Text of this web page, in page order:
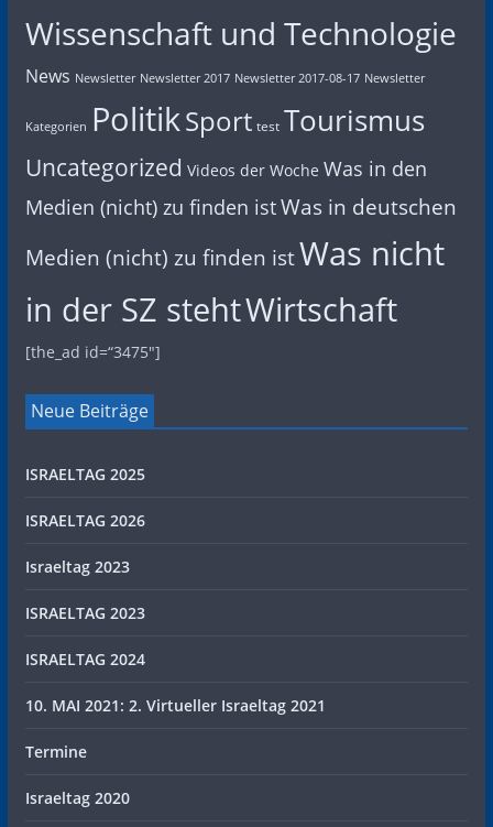
Wissenschaft und Technologie
News Newsletter Newsletter 2017 Newsletter 2017-08-17 Newsletter
Kategorien PolitikSport test Tourismus
Uncategorized Videos der Woche Was in den
Medien (nicht) zu finden istWas in deutschen
Medien (nicht) zu finden istWas nicht
in der SZ stehtWirtschaft
[the_ad id=“3475″]
Neue Beiträge
ISRAELTAG 2025
ISRAELTAG 2026
Israeltag 2023
ISRAELTAG 2023
ISRAELTAG 2024
10. MAI 2021: 2. Virtueller Israeltag 2021
Termine
Israeltag 2020